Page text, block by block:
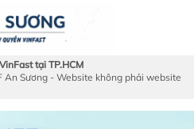
tại TP.HCM
An Sương - Website không phải website